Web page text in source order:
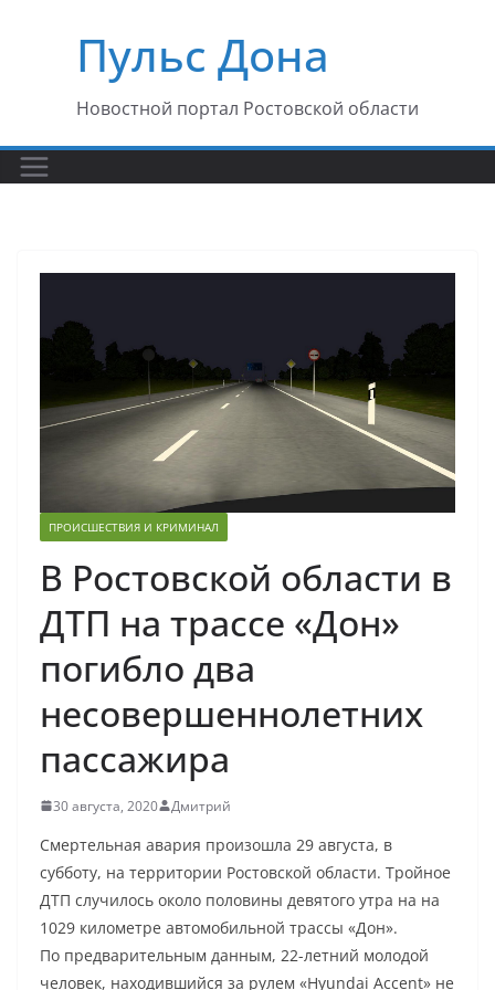
содержимомуПульс Дона
Новостной портал Ростовской области
ПРОИСШЕСТВИЯ И КРИМИНАЛ
В Ростовской области в
ДТП на трассе «Дон»
погибло два
несовершеннолетних
пассажира
30 августа, 2020 Дмитрий
Смертельная авария произошла 29 августа, в
субботу, на территории Ростовской области. Тройное
ДТП случилось около половины девятого утра на на
1029 километре автомобильной трассы «Дон».
По предварительным данным, 22-летний молодой
человек, находившийся за рулем «Hyundai Accent» не